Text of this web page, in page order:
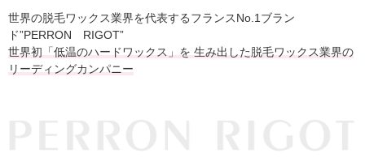
世界の脱毛ワックス業界を代表するフランスNo.1ブラン
ド”PERRON RIGOT”
世界初「低温のハードワックス」を 生み出した脱毛ワックス業界の
リーディングカンパニー